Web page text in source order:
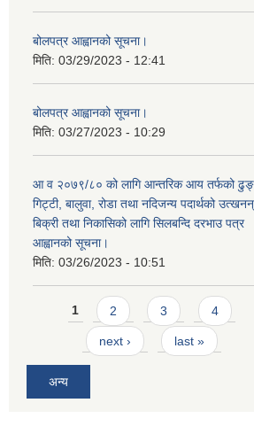
बोलपत्र आह्वानको सूचना।
मिति: 03/29/2023 - 12:41
बोलपत्र आह्वानको सूचना।
मिति: 03/27/2023 - 10:29
आ व २०७९/८० को लागि आन्तरिक आय तर्फको
गिट्टी, बालुवा, रोडा तथा नदिजन्य पदार्थको उत्खनन् ,
बिक्री तथा निकासिको लागि सिलबन्दि दरभाउ पत्र
आह्वानको सूचना।
मिति: 03/26/2023 - 10:51
Pages
1 2 3 4
next › last »
अन्य